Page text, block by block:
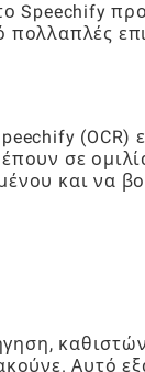
Speechify
(OCR)
σε
και να
Αυτό